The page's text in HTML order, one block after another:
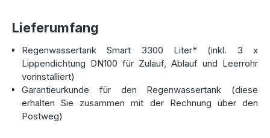
2400 mm Länge passt die Zisterne auch in kleinere Gärten
oder Bereiche mit begrenztem Platzangebot. Trotz ihres
geringen Gewichts von nur 110 kg bietet sie hervorragende
Stabilität und ermöglicht eine einfache Installation, selbst
ohne schweres Gerät. Die vorinstallierten Anschlüsse (3 x
DN100 mit Lippendichtung für Zulauf, Ablauf und Leerrohr)
erleichtern den Anschluss und sparen Zeit. Sollten Sie eine
tiefere Einbauposition wünschen oder bei der Einbauhöhe
Lieferumfang
Regenwassertank Smart 3300 Liter* (inkl. 3 x
Lippendichtung DN100 für Zulauf, Ablauf und Leerrohr
vorinstalliert)
Garantieurkunde für den Regenwassertank (diese
erhalten Sie zusammen mit der Rechnung über den
Postweg)